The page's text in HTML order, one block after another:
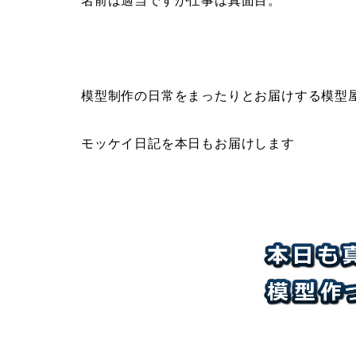
模型制作の日常をまったりとお届けする模型
モッケイ日記を本日もお届けします